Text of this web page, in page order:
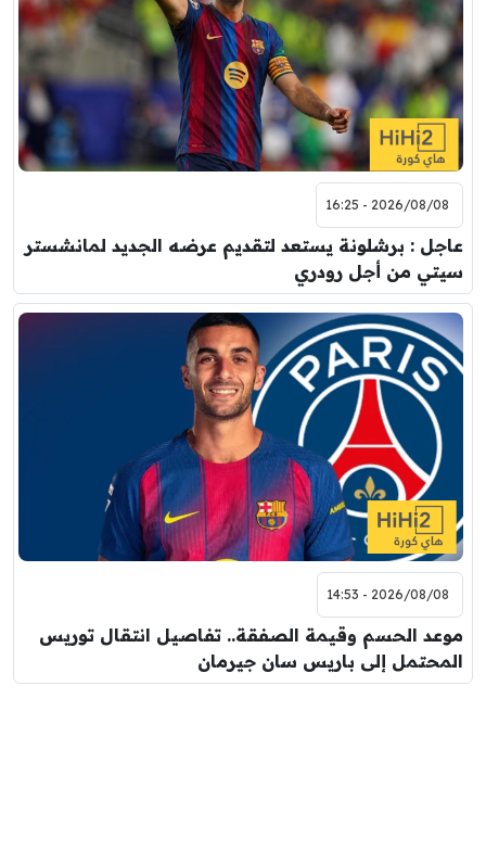
2026/08/08 - 16:25
عاجل : برشلونة يستعد لتقديم عرضه الجديد لمانشستر
سيتي من أجل رودري
2026/08/08 - 14:53
موعد الحسم وقيمة الصفقة.. تفاصيل انتقال توريس
المحتمل إلى باريس سان جيرمان